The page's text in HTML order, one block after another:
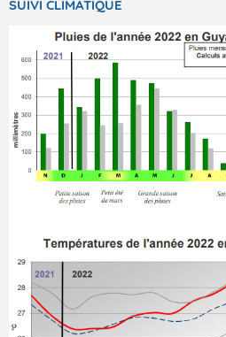
SUIVI CLIMATIQUE